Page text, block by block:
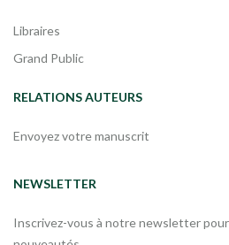
Libraires
Grand Public
RELATIONS AUTEURS
Envoyez votre manuscrit
NEWSLETTER
Inscrivez-vous à notre newsletter